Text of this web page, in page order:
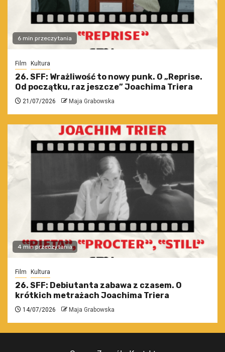
6 min przeczytania
Film Kultura
26. SFF: Wrażliwość to nowy punk. O „Reprise.
Od początku, raz jeszcze” Joachima Triera
21/07/2026 Maja Grabowska
4 min przeczytania
Film Kultura
26. SFF: Debiutanta zabawa z czasem. O
krótkich metrażach Joachima Triera
14/07/2026 Maja Grabowska